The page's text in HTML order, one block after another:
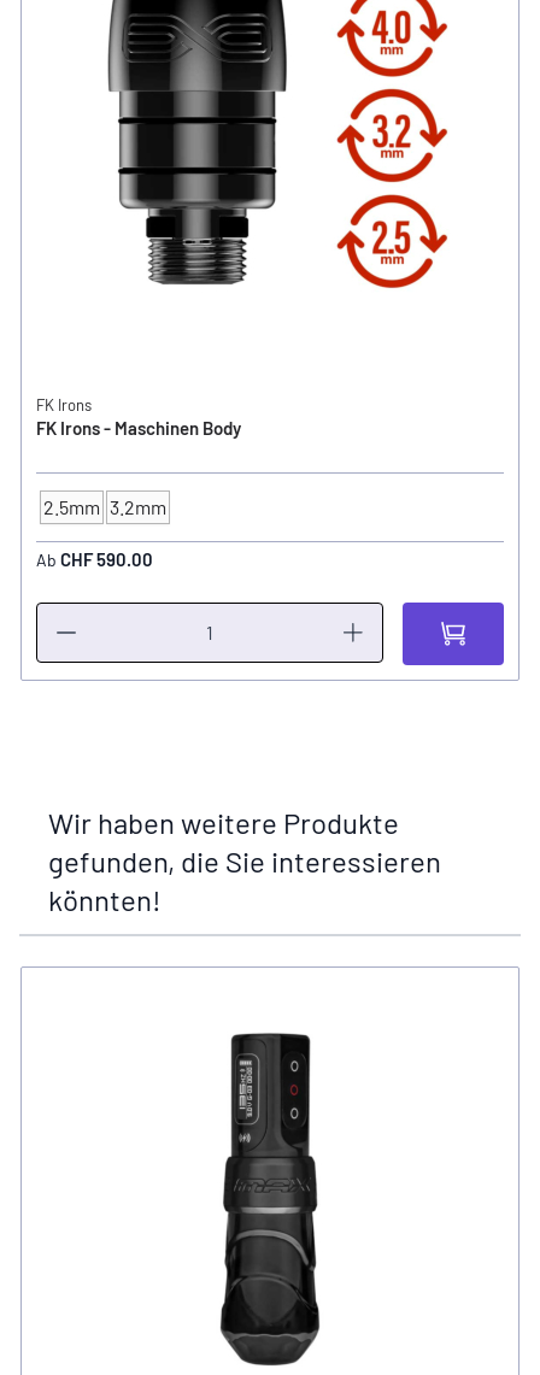
FK Irons
FK Irons - Maschinen Body
Hub / Stroke
2.5mm 3.2mm
Ab CHF 590.00
Wir haben weitere Produkte
gefunden, die Sie interessieren
könnten!